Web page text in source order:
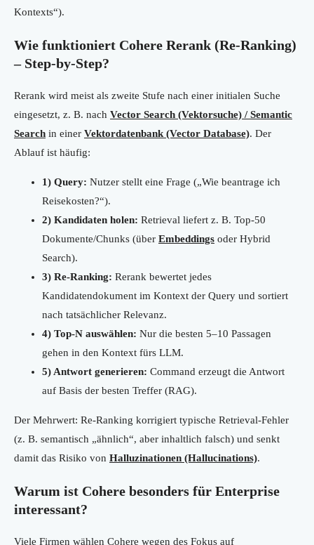
Kontexts“).
Wie funktioniert Cohere Rerank (Re-Ranking)
– Step-by-Step?
Rerank wird meist als zweite Stufe nach einer initialen Suche
eingesetzt, z. B. nach Vector Search (Vektorsuche) / Semantic
Search in einer Vektordatenbank (Vector Database). Der
Ablauf ist häufig:
1) Query: Nutzer stellt eine Frage („Wie beantrage ich
Reisekosten?“).
2) Kandidaten holen: Retrieval liefert z. B. Top-50
Dokumente/Chunks (über Embeddings oder Hybrid
Search).
3) Re-Ranking: Rerank bewertet jedes
Kandidatendokument im Kontext der Query und sortiert
nach tatsächlicher Relevanz.
4) Top-N auswählen: Nur die besten 5–10 Passagen
gehen in den Kontext fürs LLM.
5) Antwort generieren: Command erzeugt die Antwort
auf Basis der besten Treffer (RAG).
Der Mehrwert: Re-Ranking korrigiert typische Retrieval-Fehler
(z. B. semantisch „ähnlich“, aber inhaltlich falsch) und senkt
damit das Risiko von Halluzinationen (Hallucinations).
Warum ist Cohere besonders für Enterprise
interessant?
Viele Firmen wählen Cohere wegen des Fokus auf